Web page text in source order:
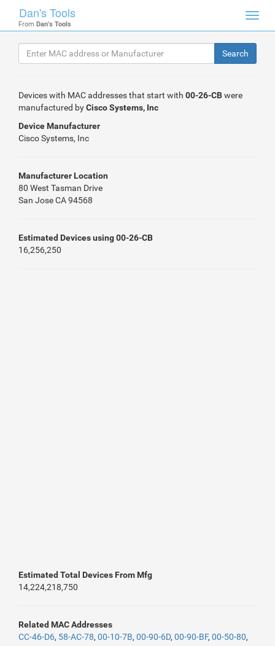
Dan's Tools
From Dan's Tools
Devices with MAC addresses that start with 00-26-CBwere
manufactured byCisco Systems, Inc
Device Manufacturer
Cisco Systems, Inc
Manufacturer Location
80 West Tasman Drive
San Jose CA 94568
Estimated Devices using 00-26-CB
16,256,250
Estimated Total Devices From Mfg
14,224,218,750
Related MAC Addresses
CC-46-D6, 58-AC-78, 00-10-7B, 00-90-6D, 00-90-BF, 00-50-80,